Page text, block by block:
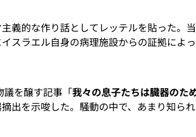
義的な作り話としてレッテルを貼った。
ラエル自身の病理施設からの証拠によっ
議を醸す記事「我々の息子たちは臓器のた
出を示唆した。騒動の中で、あまり知